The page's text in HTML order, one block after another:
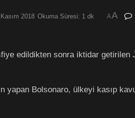
2018 Okuma Süresi: 1 dk AA
edildikten sonra iktidar
yapan Bolsonaro, ülkeyi kasıp